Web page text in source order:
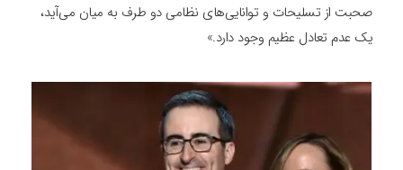
صحبت از تسلیحات و توانایی‌های نظامی دو طرف به میان می‌آید،
یک عدم تعادل عظیم وجود دارد.»